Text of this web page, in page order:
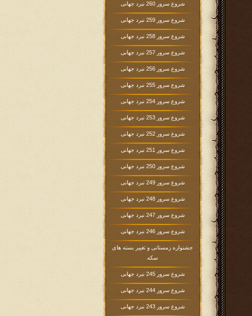
شروع سرور 260 نبرد جهانی
شروع سرور 259 نبرد جهانی
شروع سرور 258 نبرد جهانی
شروع سرور 257 نبرد جهانی
شروع سرور 256 نبرد جهانی
شروع سرور 255 نبرد جهانی
شروع سرور 254 نبرد جهانی
شروع سرور 253 نبرد جهانی
شروع سرور 252 نبرد جهانی
شروع سرور 251 نبرد جهانی
شروع سرور 250 نبرد جهانی
شروع سرور 249 نبرد جهانی
شروع سرور 248 نبرد جهانی
شروع سرور 247 نبرد جهانی
شروع سرور 246 نبرد جهانی
جشنواره زمستانی و تغییر بسته های
سکه
شروع سرور 245 نبرد جهانی
شروع سرور 244 نبرد جهانی
شروع سرور 243 نبرد جهانی